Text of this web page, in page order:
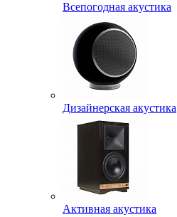
Всепогодная акустика
Дизайнерская акустика
Активная акустика